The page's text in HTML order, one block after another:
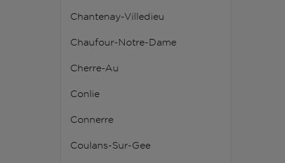
Chantenay-Villedieu
Chaufour-Notre-Dame
Cherre-Au
Conlie
Connerre
Coulans-Sur-Gee